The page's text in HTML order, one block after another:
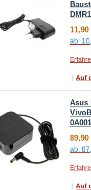
11,90
ab:
| Auf
Asus
89,90
ab:
| Auf